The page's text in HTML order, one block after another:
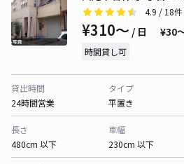
4.9 / 18件
¥310〜 / 日 ¥30
時間貸し可
貸出時間
24時間営業
タイプ
平置き
長さ
480cm 以下
車幅
230cm 以下